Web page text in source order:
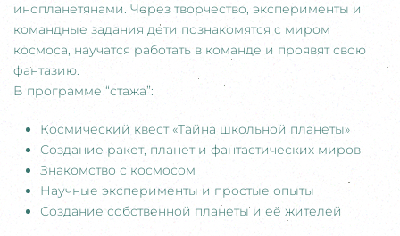
инопланетянами. Через творчество, эксперименты и
командные задания дети познакомятся с миром
космоса, научатся работать в команде и проявят свою
фантазию.
В программе “стажа”:
Космический квест «Тайна школьной планеты»
Создание ракет, планет и фантастических миров
Знакомство с космосом
Научные эксперименты и простые опыты
Создание собственной планеты и её жителей